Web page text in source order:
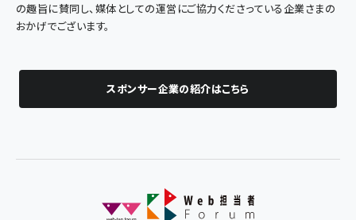
の趣旨に賛同し、媒体としての運営にご協力くださっている企業さまの
おかげでございます。
スポンサー企業の紹介はこちら